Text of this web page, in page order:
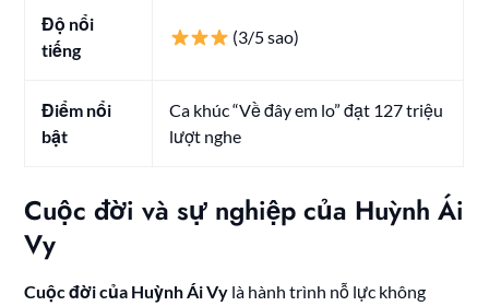
Độ nổi
tiếng
(3/5 sao)
Điểm nổi
bật
Ca khúc “Về đây em lo” đạt 127 triệu
lượt nghe
Cuộc đời và sự nghiệp của Huỳnh Ái
Vy
Cuộc đời của Huỳnh Ái Vy là hành trình nỗ lực không